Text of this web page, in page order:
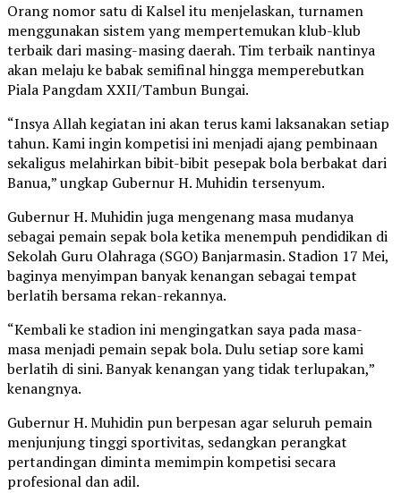
Orang nomor satu di Kalsel itu menjelaskan, turnamen
menggunakan sistem yang mempertemukan klub-klub
terbaik dari masing-masing daerah. Tim terbaik nantinya
akan melaju ke babak semifinal hingga memperebutkan
Piala Pangdam XXII/Tambun Bungai.
“Insya Allah kegiatan ini akan terus kami laksanakan setiap
tahun. Kami ingin kompetisi ini menjadi ajang pembinaan
sekaligus melahirkan bibit-bibit pesepak bola berbakat dari
Banua,” ungkap Gubernur H. Muhidin tersenyum.
Gubernur H. Muhidin juga mengenang masa mudanya
sebagai pemain sepak bola ketika menempuh pendidikan di
Sekolah Guru Olahraga (SGO) Banjarmasin. Stadion 17 Mei,
baginya menyimpan banyak kenangan sebagai tempat
berlatih bersama rekan-rekannya.
“Kembali ke stadion ini mengingatkan saya pada masa-
masa menjadi pemain sepak bola. Dulu setiap sore kami
berlatih di sini. Banyak kenangan yang tidak terlupakan,”
kenangnya.
Gubernur H. Muhidin pun berpesan agar seluruh pemain
menjunjung tinggi sportivitas, sedangkan perangkat
pertandingan diminta memimpin kompetisi secara
profesional dan adil.